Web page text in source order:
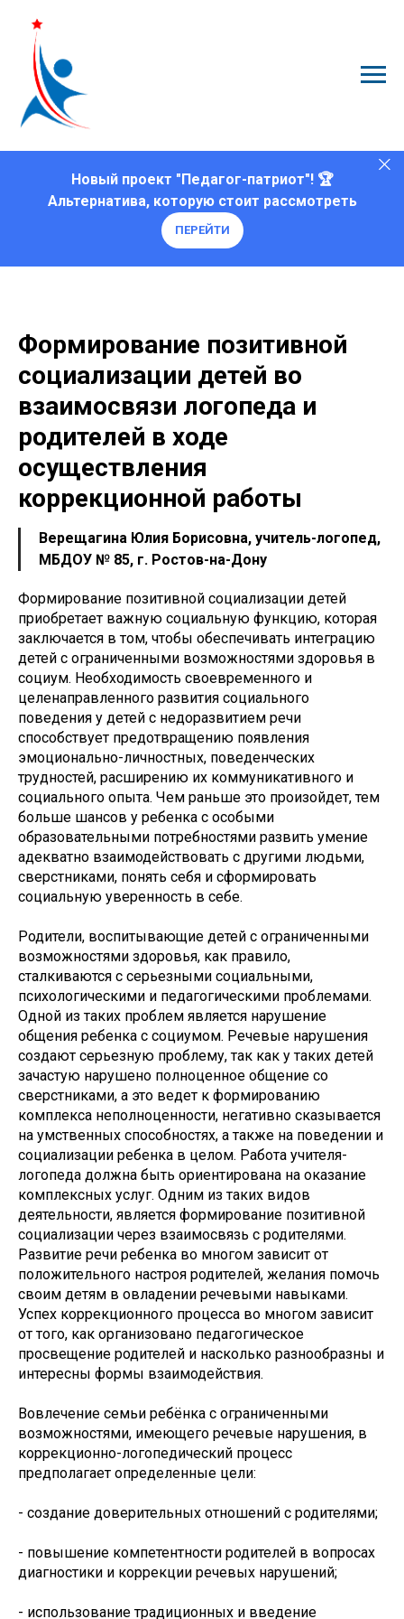
Новый проект "Педагог-патриот"! 🏆
Альтернатива, которую стоит рассмотреть
ПЕРЕЙТИ
Формирование позитивной
социализации детей во
взаимосвязи логопеда и
родителей в ходе
осуществления
коррекционной работы
Верещагина Юлия Борисовна, учитель-логопед,
МБДОУ № 85, г. Ростов-на-Дону
Формирование позитивной социализации детей
приобретает важную социальную функцию, которая
заключается в том, чтобы обеспечивать интеграцию
детей с ограниченными возможностями здоровья в
социум. Необходимость своевременного и
целенаправленного развития социального
поведения у детей с недоразвитием речи
способствует предотвращению появления
эмоционально-личностных, поведенческих
трудностей, расширению их коммуникативного и
социального опыта. Чем раньше это произойдет, тем
больше шансов у ребенка с особыми
образовательными потребностями развить умение
адекватно взаимодействовать с другими людьми,
сверстниками, понять себя и сформировать
социальную уверенность в себе.
Родители, воспитывающие детей с ограниченными
возможностями здоровья, как правило,
сталкиваются с серьезными социальными,
психологическими и педагогическими проблемами.
Одной из таких проблем является нарушение
общения ребенка с социумом. Речевые нарушения
создают серьезную проблему, так как у таких детей
зачастую нарушено полноценное общение со
сверстниками, а это ведет к формированию
комплекса неполноценности, негативно сказывается
на умственных способностях, а также на поведении и
социализации ребенка в целом. Работа учителя-
логопеда должна быть ориентирована на оказание
комплексных услуг. Одним из таких видов
деятельности, является формирование позитивной
социализации через взаимосвязь с родителями.
Развитие речи ребенка во многом зависит от
положительного настроя родителей, желания помочь
своим детям в овладении речевыми навыками.
Успех коррекционного процесса во многом зависит
от того, как организовано педагогическое
просвещение родителей и насколько разнообразны и
интересны формы взаимодействия.
Вовлечение семьи ребёнка с ограниченными
возможностями, имеющего речевые нарушения, в
коррекционно-логопедический процесс
предполагает определенные цели:
- создание доверительных отношений с родителями;
- повышение компетентности родителей в вопросах
диагностики и коррекции речевых нарушений;
- использование традиционных и введение